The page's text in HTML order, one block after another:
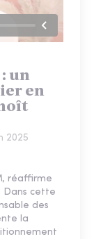
un
en
2025
réaffirme
Dans cette
des
la